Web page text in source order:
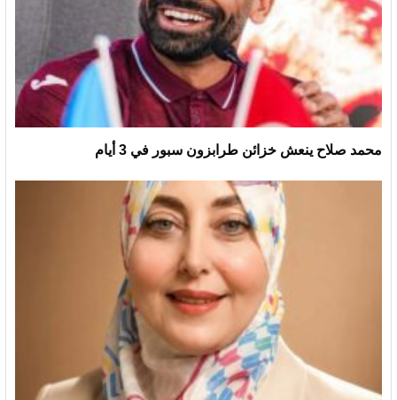
محمد صلاح ينعش خزائن طرابزون سبور في 3 أيام